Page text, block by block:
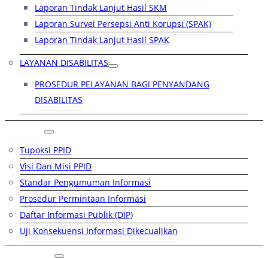
Laporan Tindak Lanjut Hasil SKM
Laporan Survei Persepsi Anti Korupsi (SPAK)
Laporan Tindak Lanjut Hasil SPAK
LAYANAN DISABILITAS
PROSEDUR PELAYANAN BAGI PENYANDANG
DISABILITAS
Tupoksi PPID
Visi Dan Misi PPID
Standar Pengumuman Informasi
Prosedur Permintaan Informasi
Daftar Informasi Publik (DIP)
Uji Konsekuensi Informasi Dikecualikan